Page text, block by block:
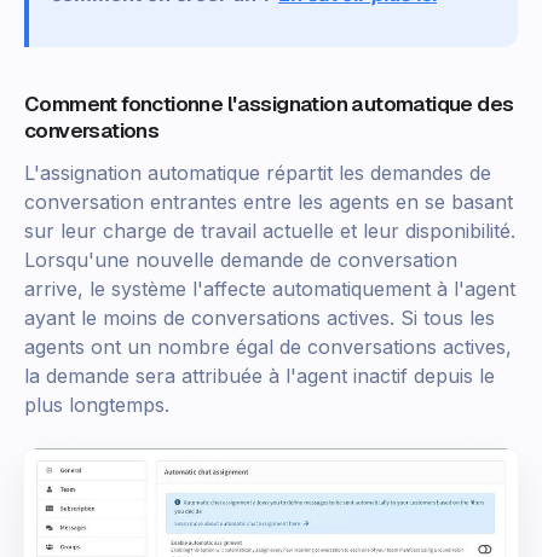
Comment fonctionne l'assignation automatique des
conversations
L'assignation automatique répartit les demandes de
conversation entrantes entre les agents en se basant
sur leur charge de travail actuelle et leur disponibilité.
Lorsqu'une nouvelle demande de conversation
arrive, le système l'affecte automatiquement à l'agent
ayant le moins de conversations actives. Si tous les
agents ont un nombre égal de conversations actives,
la demande sera attribuée à l'agent inactif depuis le
plus longtemps.